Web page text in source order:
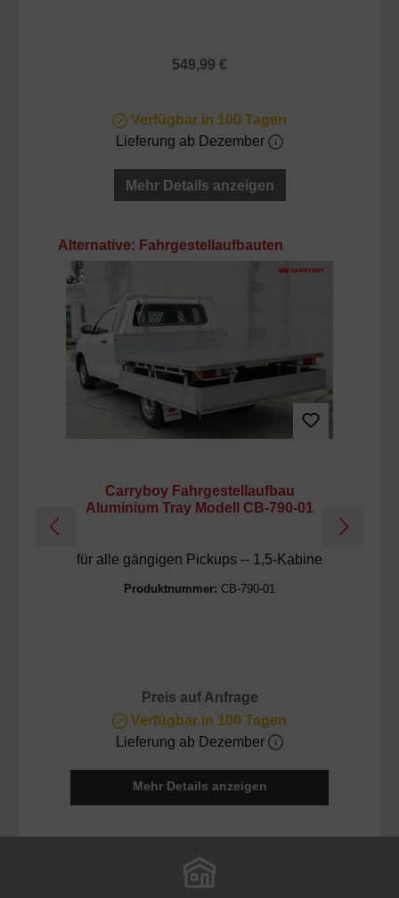
Regulärer Preis:
549,99 €
Verfügbar in 100 Tagen
Lieferung ab Dezember
Mehr Details anzeigen
Produktgalerie überspringen
Alternative: Fahrgestellaufbauten
Carryboy Fahrgestellaufbau
Aluminium Tray Modell CB-790-01
für alle gängigen Pickups -- 1,5-Kabine
Produktnummer: CB-790-01
Preis auf Anfrage
Verfügbar in 100 Tagen
Lieferung ab Dezember
Mehr Details anzeigen